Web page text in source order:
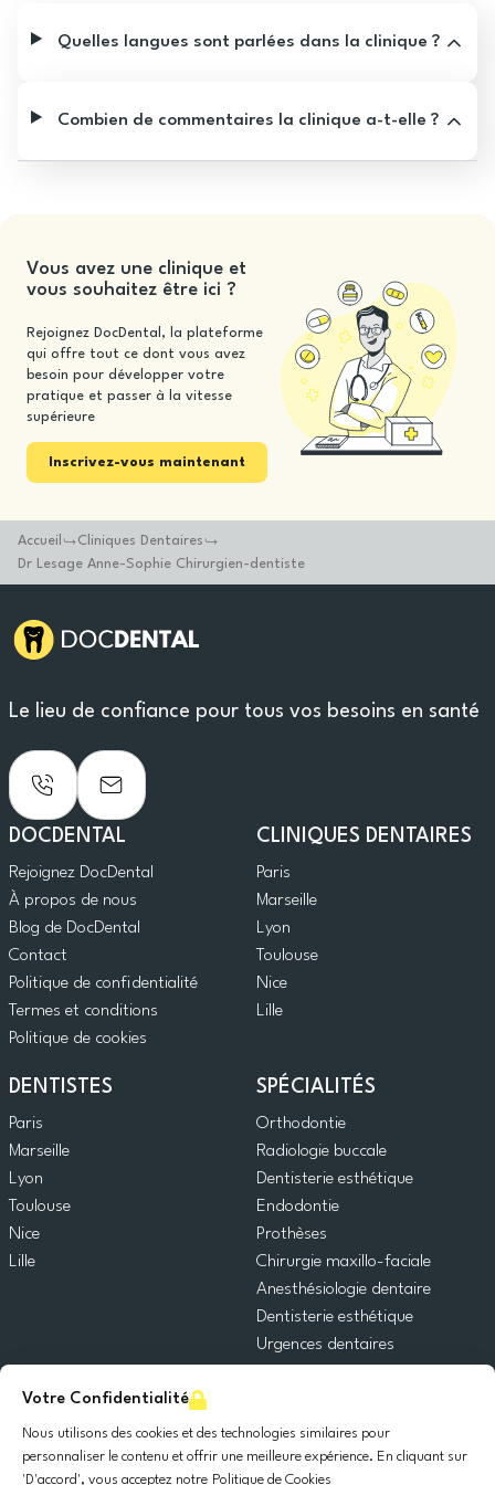
Votre Confidentialité
Nous utilisons des cookies et des technologies similaires pour
personnaliser le contenu et offrir une meilleure expérience. En cliquant sur
'D'accord', vous acceptez notre Politique de Cookies
Quelles langues sont parlées dans la clinique ?
Combien de commentaires la clinique a-t-elle ?
Vous avez une clinique et
vous souhaitez être ici ?
Rejoignez DocDental, la plateforme
qui offre tout ce dont vous avez
besoin pour développer votre
pratique et passer à la vitesse
supérieure
Inscrivez-vous maintenant
Accueil
Cliniques Dentaires
Dr Lesage Anne-Sophie Chirurgien-dentiste
Le lieu de confiance pour tous vos besoins en santé
DOCDENTAL
Rejoignez DocDental
À propos de nous
Blog de DocDental
Contact
Politique de confidentialité
Termes et conditions
Politique de cookies
CLINIQUES DENTAIRES
Paris
Marseille
Lyon
Toulouse
Nice
Lille
DENTISTES
Paris
Marseille
Lyon
Toulouse
Nice
Lille
SPÉCIALITÉS
Orthodontie
Radiologie buccale
Dentisterie esthétique
Endodontie
Prothèses
Chirurgie maxillo-faciale
Anesthésiologie dentaire
Dentisterie esthétique
Urgences dentaires
Chirurgie orale
Implantologie dentaire